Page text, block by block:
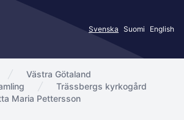
Svenska Suomi English
Västra Götaland
Trässbergs kyrkogård
Maria Pettersson